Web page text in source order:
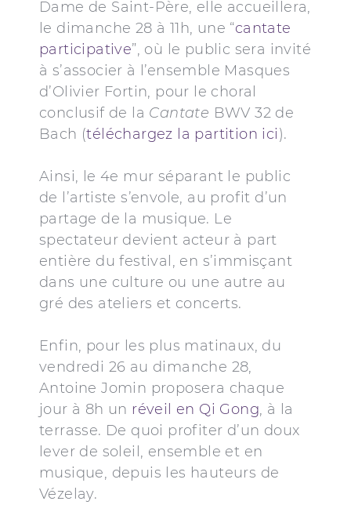
Dame de Saint-Père, elle accueillera,
le dimanche 28 à 11h, une “cantate
participative”, où le public sera invité
à s’associer à l’ensemble Masques
d’Olivier Fortin, pour le choral
conclusif de la Cantate BWV 32 de
Bach (téléchargez la partition ici).
Ainsi, le 4e mur séparant le public
de l’artiste s’envole, au profit d’un
partage de la musique. Le
spectateur devient acteur à part
entière du festival, en s’immisçant
dans une culture ou une autre au
gré des ateliers et concerts.
Enfin, pour les plus matinaux, du
vendredi 26 au dimanche 28,
Antoine Jomin proposera chaque
jour à 8h un réveil en Qi Gong, à la
terrasse. De quoi profiter d’un doux
lever de soleil, ensemble et en
musique, depuis les hauteurs de
Vézelay.